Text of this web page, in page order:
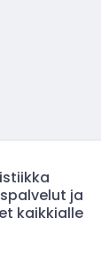
ja
kaikkialle